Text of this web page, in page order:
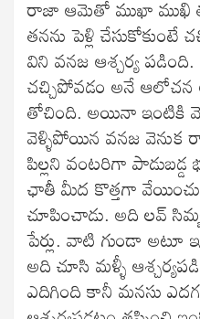
రాజా ఆమెతో ముఖా ముఖి
తనను పెళ్లి
విని వనజ ఆశ్చర్య
చచ్చిపోవడం అనే ఆలోచన
తోచింది. అయినా ఇంటికి
వెళ్ళిపోయిన వనజ వెనుక
పిల్లని వంటరిగా పాడుబడ్డ
ఛాతీ మీద కొత్తగా
చూపించాడు. అది లవ్
పేర్లు. వాటి గుండా అటూ
అది చూసి మళ్ళీ
ఎదిగింది కానీ మనసు